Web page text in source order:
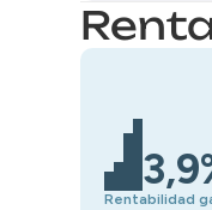
Rentabilidad